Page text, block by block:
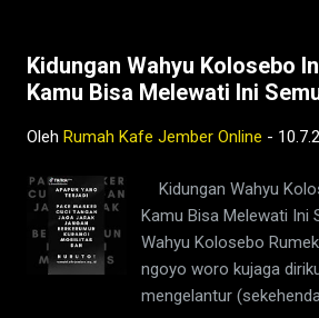
susu,wedang
bisnis,berita
usantara,masa
kopi jember,kafe di
coffee shop di
Kidungan Wahyu Kolosebo
Kamu Bisa Melewati Ini
Oleh Rumah Kafe Jember Online -
Kidungan Wahyu
Kamu Bisa Melewati Ini
Wahyu Kolosebo
ngoyo woro kujaga
mengelantur